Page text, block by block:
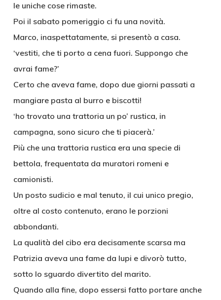
le uniche cose rimaste.
Poi il sabato pomeriggio ci fu una novità.
Marco, inaspettatamente, si presentò a casa.
‘vestiti, che ti porto a cena fuori. Suppongo che
avrai fame?’
Certo che aveva fame, dopo due giorni passati a
mangiare pasta al burro e biscotti!
‘ho trovato una trattoria un po’ rustica, in
campagna, sono sicuro che ti piacerà.’
Più che una trattoria rustica era una specie di
bettola, frequentata da muratori romeni e
camionisti.
Un posto sudicio e mal tenuto, il cui unico pregio,
oltre al costo contenuto, erano le porzioni
abbondanti.
La qualità del cibo era decisamente scarsa ma
Patrizia aveva una fame da lupi e divorò tutto,
sotto lo sguardo divertito del marito.
Quando alla fine, dopo essersi fatto portare anche